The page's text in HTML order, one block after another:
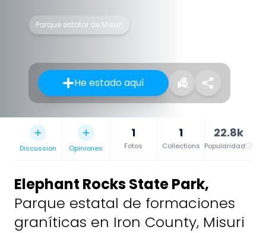
Parque estatal de Misuri
He estado aquí
Discussion Opiniones
1
Fotos
1
Collections
22.8k
Popularidad
Elephant Rocks State Park,
Parque estatal de formaciones
graníticas en Iron County, Misuri